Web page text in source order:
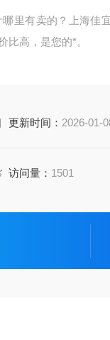
里有卖的？上海佳
比高，是您的*。
更新时间： 2026-01-
访问量： 1501